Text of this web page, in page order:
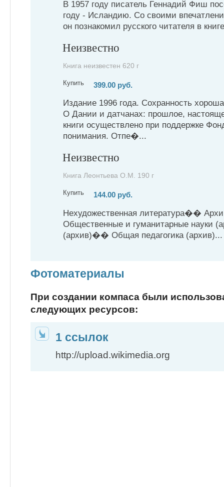
В 1957 году писатель Геннадий Фиш
году - Исландию. Со своими
он познакомил русского читателя в
Неизвестно
Книга неизвестен 620 г
Купить 399.00 руб.
Издание 1996 года. Сохранность
О Дании и датчанах: прошлое,
книги осуществлено при поддержке
понимания. Отпе�...
Неизвестно
Книга Леонтьева О.М. 190 г
Купить 144.00 руб.
Нехудожественная литература��
Общественные и гуманитарные науки
(архив)�� Общая педагогика (архив)...
Фотоматериалы
При создании компаса были
следующих ресурсов:
1 ссылок
http://upload.wikimedia.org